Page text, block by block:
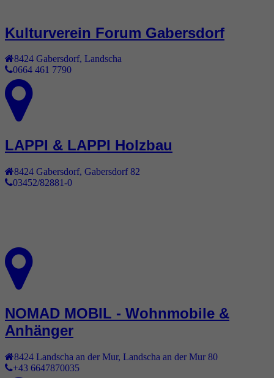
Kulturverein Forum Gabersdorf
8424 Gabersdorf, Landscha
0664 461 7790
LAPPI & LAPPI Holzbau
8424 Gabersdorf, Gabersdorf 82
03452/82881-0
NOMAD MOBIL - Wohnmobile &
Anhänger
8424 Landscha an der Mur, Landscha an der Mur 80
+43 6647870035